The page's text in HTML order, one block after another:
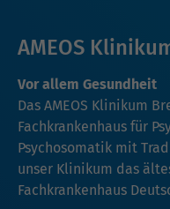
AMEOS
Vor allem Gesundheit
Das AMEOS Klinikum
Fachkrankenhaus für
Psychosomatik mit
unser Klinikum das
Fachkrankenhaus